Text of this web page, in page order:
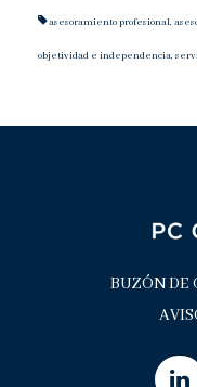
asesoramiento profesional,
objetividad e independencia,
BUZÓN DE